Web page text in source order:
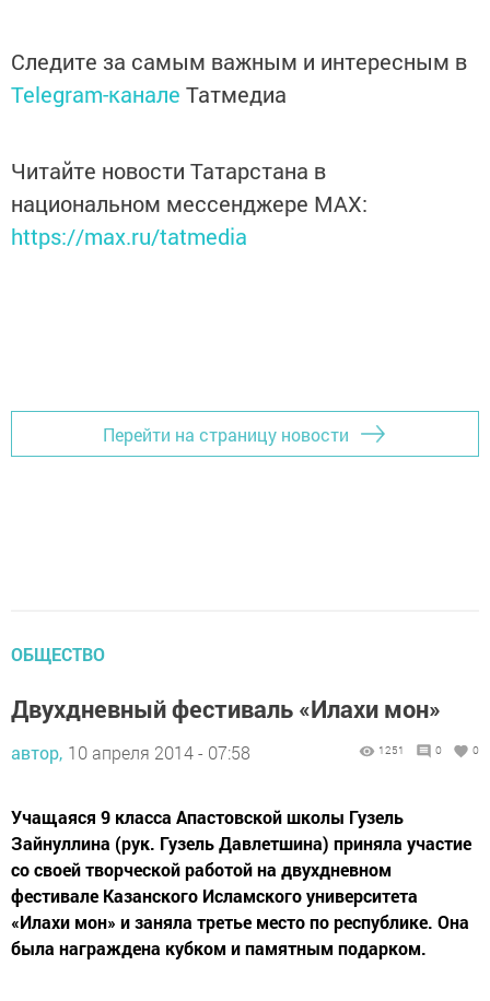
Следите за самым важным и интересным в
Telegram-канале Татмедиа
Читайте новости Татарстана в
национальном мессенджере MАХ:
https://max.ru/tatmedia
Перейти на страницу новости
ОБЩЕСТВО
Двухдневный фестиваль «Илахи мон»
автор, 10 апреля 2014 - 07:58 1251 0 0
Учащаяся 9 класса Апастовской школы Гузель
Зайнуллина (рук. Гузель Давлетшина) приняла участие
со своей творческой работой на двухдневном
фестивале Казанского Исламского университета
«Илахи мон» и заняла третье место по республике. Она
была награждена кубком и памятным подарком.